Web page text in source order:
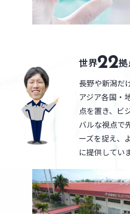
世界22
長野や新潟だ
アジア各国・
点を置き、ビ
バルな視点で
ーズを捉え、
に提供してい